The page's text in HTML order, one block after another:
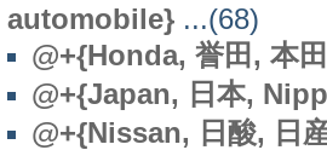
automobile} ...(68)
@+{Honda, 誉田, 本
@+{Japan, 日本,
@+{Nissan, 日酸, 日